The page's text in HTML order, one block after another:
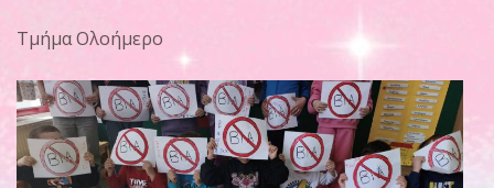
Τμήμα Ολοήμερο